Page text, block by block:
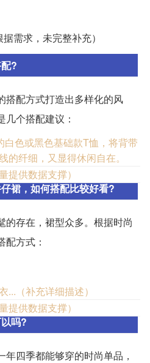
需求，未完整补充）
?
搭配方式打造出多样化的风
个搭配建议：
色或黑色基础款T恤，将背带
的纤细，又显得休闲自在。
提供数据支撑）
裙，如何搭配比较好看?
的存在，裙型众多。根据时尚
方式：
...（补充详细描述）
提供数据支撑）
吗?
四季都能够穿的时尚单品，